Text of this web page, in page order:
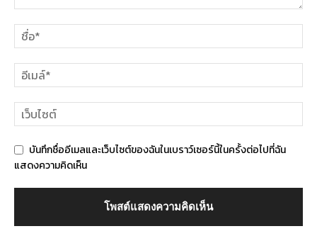
บันทึกชื่ออีเมลและเว็บไซต์ของฉันในเบราว์เซอร์นี้ในครั้งต่อไปที่ฉัน
แสดงความคิดเห็น